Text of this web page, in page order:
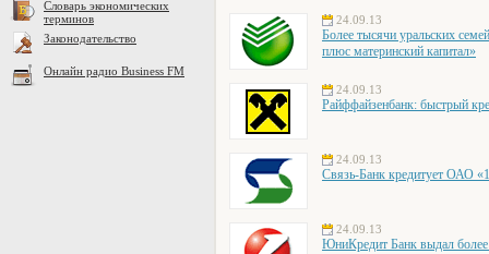
Словарь экономических
терминов
Законодательство
Онлайн радио Business FM
24.09.13
Более тысячи уральских
плюс материнский капитал»
24.09.13
Райффайзенбанк: быстрый
24.09.13
Связь-Банк кредитует ОАО
24.09.13
ЮниКредит Банк выдал